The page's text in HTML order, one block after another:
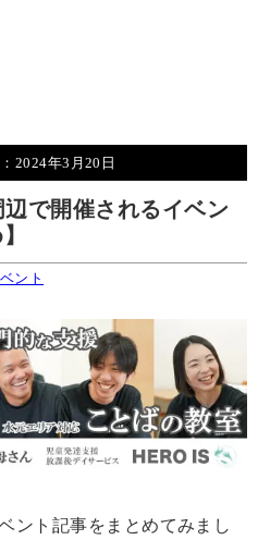
2024年3月20日
で開催されるイベン
ント
ント記事をまとめてみまし